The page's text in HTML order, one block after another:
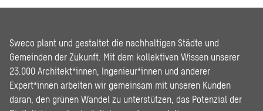
Sweco plant und gestaltet die nachhaltigen Städte und
Gemeinden der Zukunft. Mit dem kollektiven Wissen unserer
23.000 Architekt*innen, Ingenieur*innen und anderer
Expert*innen arbeiten wir gemeinsam mit unseren Kunden
daran, den grünen Wandel zu unterstützen, das Potenzial der